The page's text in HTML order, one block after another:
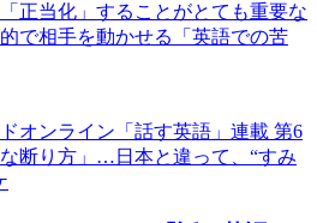
正当化」することがとても重要な
で相手を動かせる「英語での苦